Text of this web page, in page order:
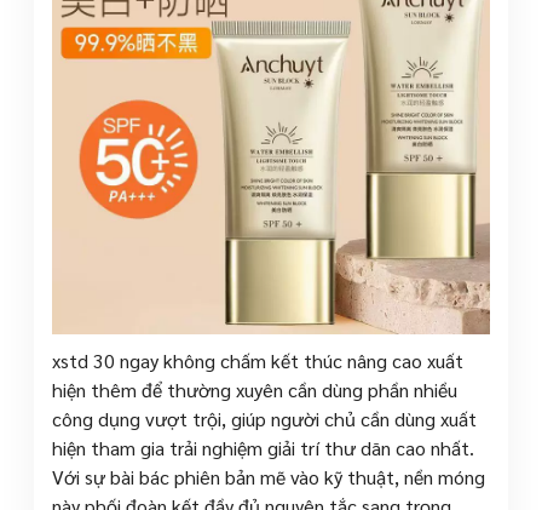
xstd 30 ngay không chấm kết thúc nâng cao xuất
hiện thêm để thường xuyên cần dùng phần nhiều
công dụng vượt trội, giúp người chủ cần dùng xuất
hiện tham gia trải nghiệm giải trí thư dãn cao nhất.
Với sự bài bác phiên bản mẽ vào kỹ thuật, nền móng